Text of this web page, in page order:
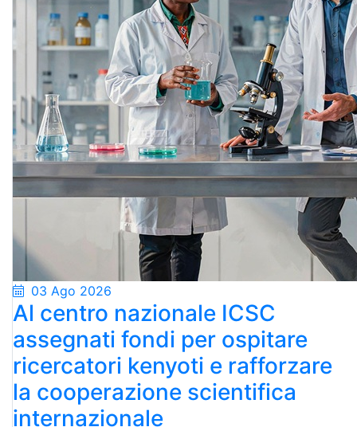
03 Ago 2026
Al centro nazionale ICSC
assegnati fondi per ospitare
ricercatori kenyoti e rafforzare
la cooperazione scientifica
internazionale